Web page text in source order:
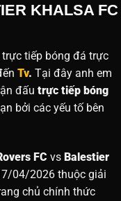
KHALSA FC
tiếp bóng đá trực
Tv. Tại đây anh em
đấu trực tiếp bóng
bởi các yếu tố bên
FC vs Balestier
04/2026 thuộc giải
chủ chính thức